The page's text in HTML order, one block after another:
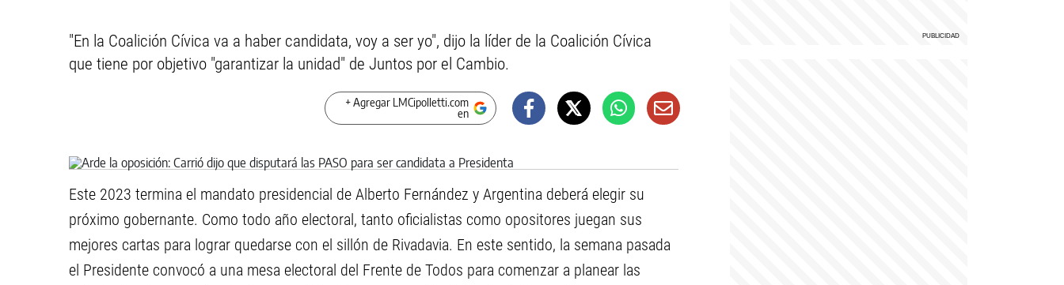
"En la Coalición Cívica va a haber candidata, voy a ser yo", dijo la líder de la Coalición Cívica
que tiene por objetivo "garantizar la unidad" de Juntos por el Cambio.
+ Agregar LMCipolletti.com
en
Este 2023 termina el mandato presidencial de Alberto Fernández y Argentina deberá elegir su
próximo gobernante. Como todo año electoral, tanto oficialistas como opositores juegan sus
mejores cartas para lograr quedarse con el sillón de Rivadavia. En este sentido, la semana pasada
el Presidente convocó a una mesa electoral del Frente de Todos para comenzar a planear las